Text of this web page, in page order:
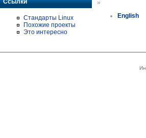
Ссылки
Стандарты Linux
Похожие проекты
Это интересно
»
English